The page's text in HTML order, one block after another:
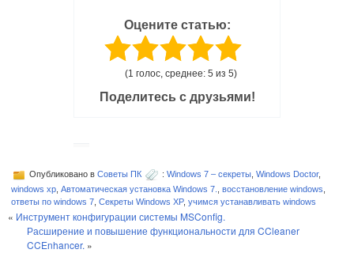
Оцените статью:
(1 голос, среднее: 5 из 5)
Поделитесь с друзьями!
Опубликовано в Советы ПК : Windows 7 – секреты Windows Doctor,
windows xp Автоматическая установка Windows 7. восстановление windows
ответы по windows 7 Секреты Windows XP, учимся устанавливать windows
« Инструмент конфигурации системы MSConfig.
Расширение и повышение функциональности для CCleaner
CCEnhancer. »